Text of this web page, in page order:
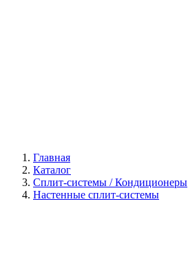
Главная
Каталог
Сплит-системы / Кондиционеры
Настенные сплит-системы